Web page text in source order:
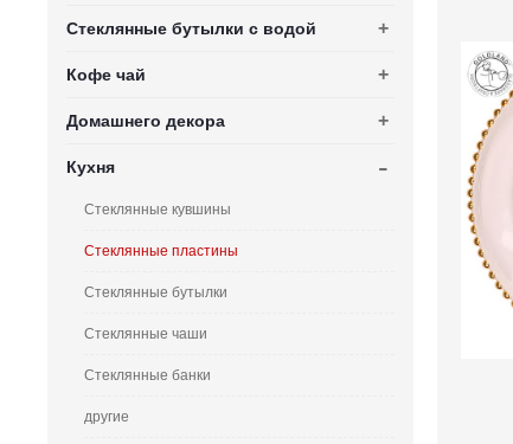
+
Стеклянные бутылки с водой
+
Кофе чай
+
Домашнего декора
-
Кухня
Стеклянные кувшины
Стеклянные пластины
Стеклянные бутылки
Стеклянные чаши
Стеклянные банки
другие